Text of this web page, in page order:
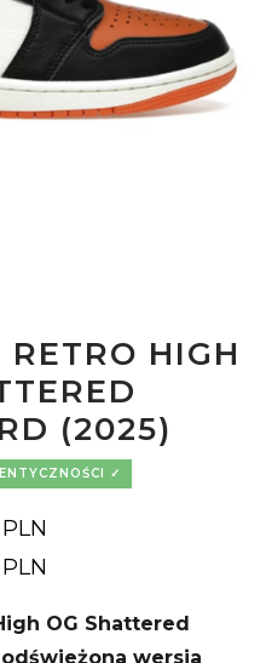
HIGH
(2025)
PLN
PLN
OG Shattered
odświeżona wersja